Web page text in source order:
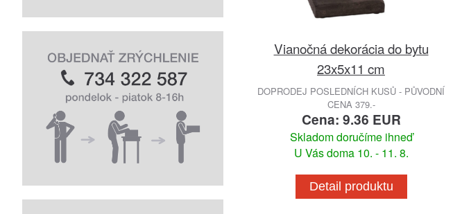
Vianočná dekorácia do bytu
23x5x11 cm
DOPRODEJ POSLEDNÍCH KUSŮ - PŮVODNÍ
CENA 379.-
Cena: 9.36 EUR
Skladom doručíme ihneď
U Vás doma 10. - 11. 8.
Detail produktu